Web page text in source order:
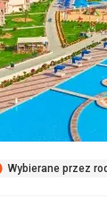
Wybierane przez